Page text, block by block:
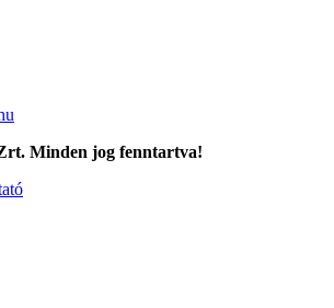
Minden jog fenntartva!